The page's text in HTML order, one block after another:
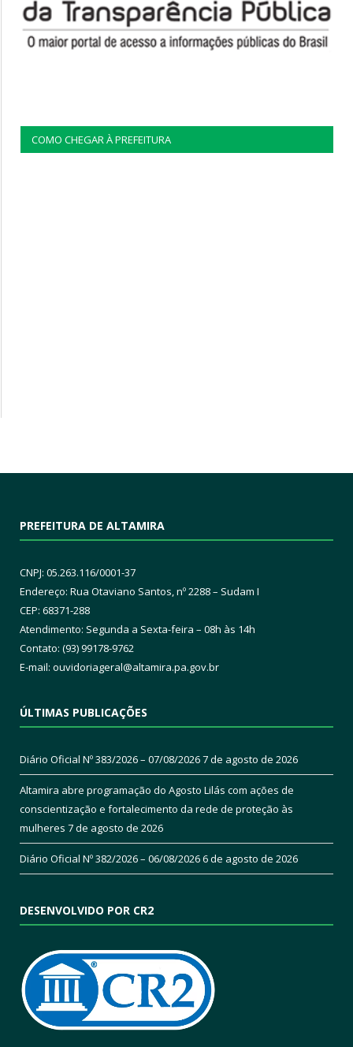
COMO CHEGAR À PREFEITURA
PREFEITURA DE ALTAMIRA
CNPJ: 05.263.116/0001-37
Endereço: Rua Otaviano Santos, nº 2288 – Sudam I
CEP: 68371-288
Atendimento: Segunda a Sexta-feira – 08h às 14h
Contato: (93) 99178-9762
E-mail: ouvidoriageral@altamira.pa.gov.br
ÚLTIMAS PUBLICAÇÕES
Diário Oficial Nº 383/2026 – 07/08/20267 de agosto de 2026
Altamira abre programação do Agosto Lilás com ações de
conscientização e fortalecimento da rede de proteção às
mulheres 7 de agosto de 2026
Diário Oficial Nº 382/2026 – 06/08/20266 de agosto de 2026
DESENVOLVIDO POR CR2